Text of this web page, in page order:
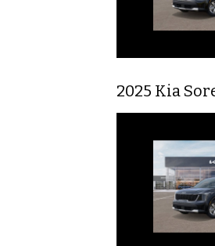
2025 Kia